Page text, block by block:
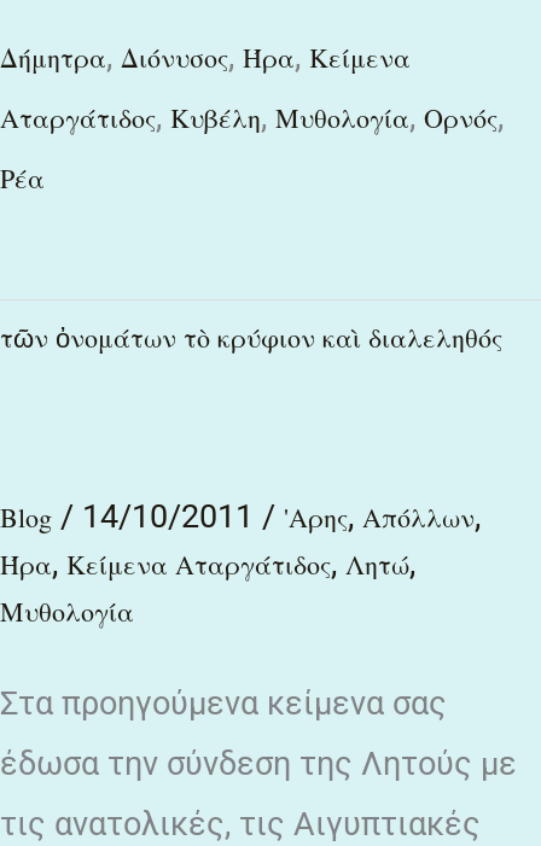
Δήμητρα, Διόνυσος, Ήρα, Κείμενα
Αταργάτιδος, Κυβέλη, Μυθολογία, Ορνός,
Ρέα
τῶν ὀνομάτων τὸ κρύφιον καὶ διαλεληθός
Blog / 14/10/2011 / 'Αρης, Απόλλων,
Ήρα, Κείμενα Αταργάτιδος, Λητώ,
Μυθολογία
Στα προηγούμενα κείμενα σας
έδωσα την σύνδεση της Λητούς με
τις ανατολικές, τις Αιγυπτιακές
τῶν
καὶ
διαλεληθός